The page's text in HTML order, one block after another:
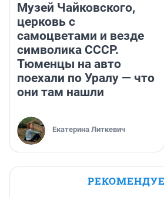
Музей Чайковского,
церковь с
самоцветами и везде
символика СССР.
Тюменцы на авто
поехали по Уралу — что
они там нашли
Екатерина Литкевич